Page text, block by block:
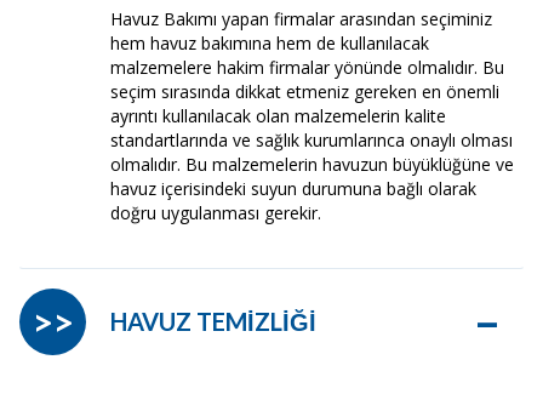
Havuz Bakımı yapan firmalar arasından seçiminiz
hem havuz bakımına hem de kullanılacak
malzemelere hakim firmalar yönünde olmalıdır. Bu
seçim sırasında dikkat etmeniz gereken en önemli
ayrıntı kullanılacak olan malzemelerin kalite
standartlarında ve sağlık kurumlarınca onaylı olması
olmalıdır. Bu malzemelerin havuzun büyüklüğüne ve
havuz içerisindeki suyun durumuna bağlı olarak
doğru uygulanması gerekir.
HAVUZ TEMİZLİĞİ –
>>